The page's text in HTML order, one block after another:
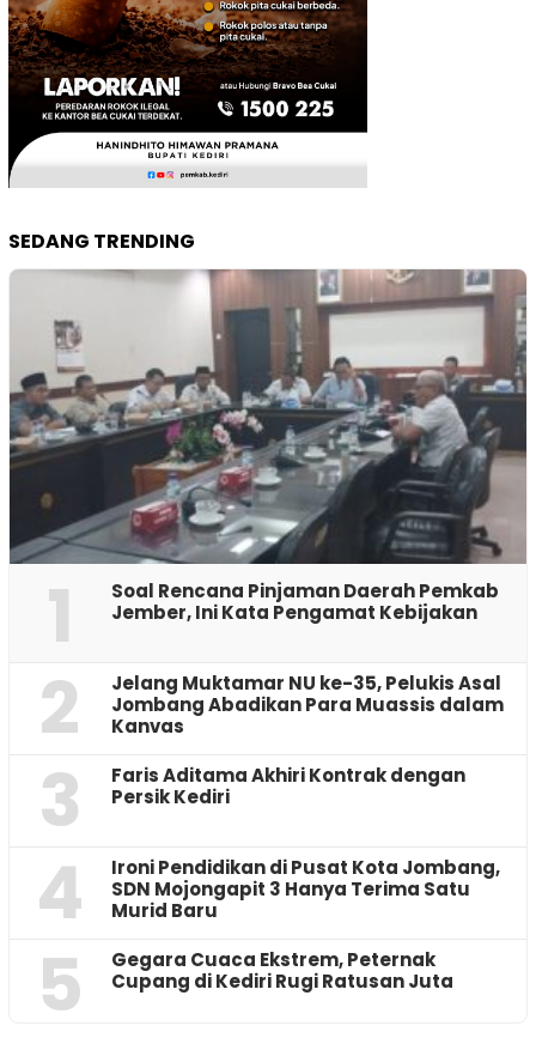
SEDANG TRENDING
1
‎Soal Rencana Pinjaman Daerah Pemkab
Jember, Ini Kata Pengamat Kebijakan ‎
2
Jelang Muktamar NU ke-35, Pelukis Asal
Jombang Abadikan Para Muassis dalam
Kanvas
3
Faris Aditama Akhiri Kontrak dengan
Persik Kediri
4
Ironi Pendidikan di Pusat Kota Jombang,
SDN Mojongapit 3 Hanya Terima Satu
Murid Baru
5
‎Gegara Cuaca Ekstrem, Peternak
Cupang di Kediri Rugi Ratusan Juta